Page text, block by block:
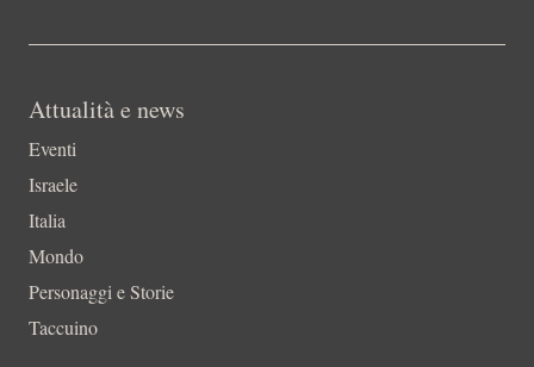
Attualità e news
Eventi
Israele
Italia
Mondo
Personaggi e Storie
Taccuino